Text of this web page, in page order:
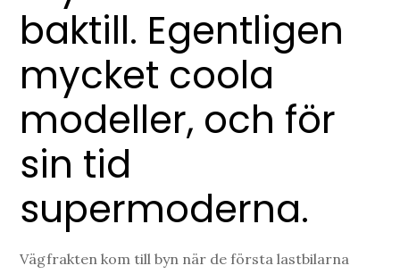
baktill. Egentligen
mycket coola
modeller, och för
sin tid
supermoderna.
Vägfrakten kom till byn när de första lastbilarna